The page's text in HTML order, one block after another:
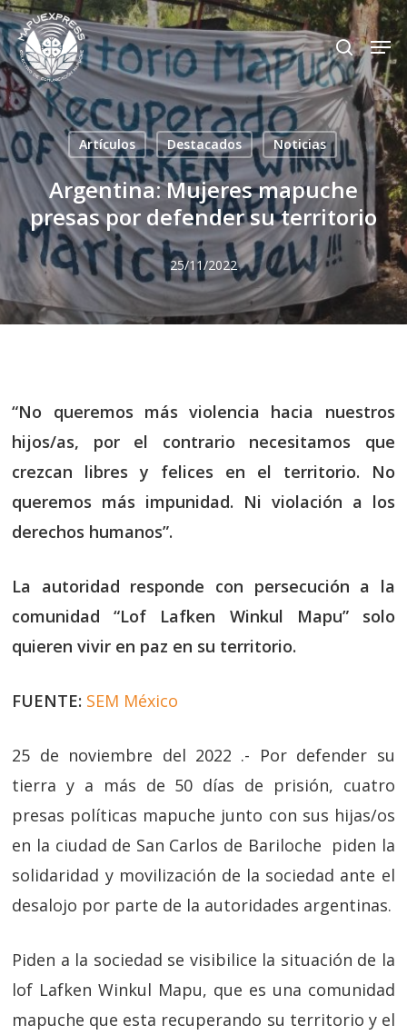
Skip
to
main
content
search
Artículos Destacados Noticias
Argentina: Mujeres mapuche
presas por defender su territorio
25/11/2022
“No queremos más violencia hacia nuestros
hijos/as, por el contrario necesitamos que
crezcan libres y felices en el territorio. No
queremos más impunidad. Ni violación a los
derechos humanos”.
La autoridad responde con persecución a la
comunidad “Lof Lafken Winkul Mapu” solo
quieren vivir en paz en su territorio.
FUENTE: SEM México
25 de noviembre del 2022 .- Por defender su
tierra y a más de 50 días de prisión, cuatro
presas políticas mapuche junto con sus hijas/os
en la ciudad de San Carlos de Bariloche piden la
solidaridad y movilización de la sociedad ante el
desalojo por parte de la autoridades argentinas.
Piden a la sociedad se visibilice la situación de la
lof Lafken Winkul Mapu, que es una comunidad
mapuche que esta recuperando su territorio y el
Close
Menu